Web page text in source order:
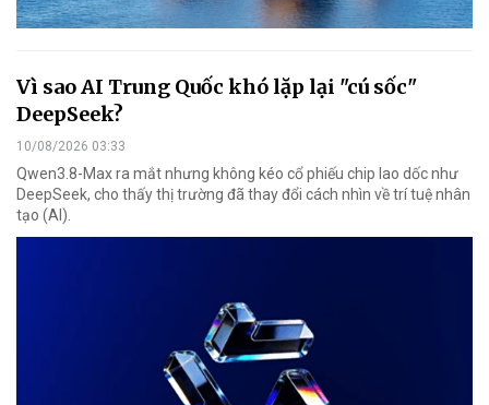
Vì sao AI Trung Quốc khó lặp lại "cú sốc"
DeepSeek?
10/08/2026 03:33
Qwen3.8-Max ra mắt nhưng không kéo cổ phiếu chip lao dốc như
DeepSeek, cho thấy thị trường đã thay đổi cách nhìn về trí tuệ nhân
tạo (AI).